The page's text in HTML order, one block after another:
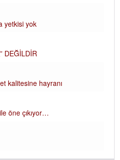
yetkisi yok
DEĞİLDİR
kalitesine hayranı
öne çıkıyor…